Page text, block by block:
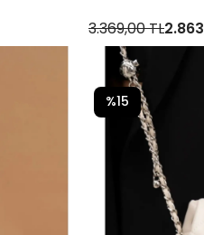
3.369,00 TL
%15